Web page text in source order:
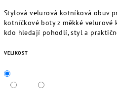
Stylová velurová kotníková obuv
kotníčkové boty z měkké
kdo hledají pohodlí, styl a
VELIKOST